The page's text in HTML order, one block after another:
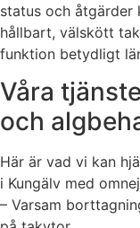
status och åtgärder
hållbart, välskött
funktion betydligt
Våra
och
Här är vad vi kan
i Kungälv med
– Varsam